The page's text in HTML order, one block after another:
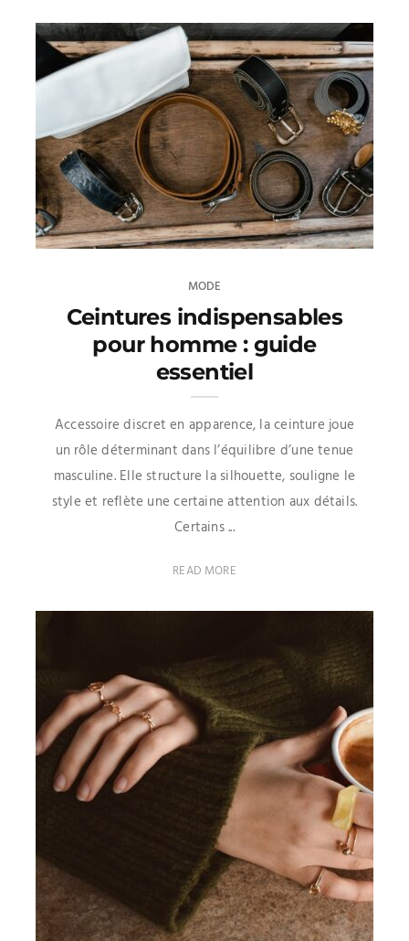
MODE
Ceintures indispensables
pour homme : guide
essentiel
Accessoire discret en apparence, la ceinture joue
un rôle déterminant dans l’équilibre d’une tenue
masculine. Elle structure la silhouette, souligne le
style et reflète une certaine attention aux détails.
Certains ...
READ MORE